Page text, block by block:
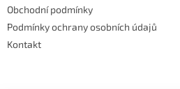
Obchodní podmínky
Podmínky ochrany osobních údajů
Kontakt